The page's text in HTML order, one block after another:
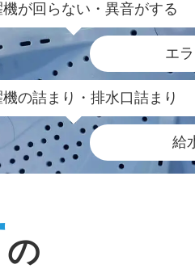
が回らない・異音がする
エ
の詰まり・排水口詰まり
給
の